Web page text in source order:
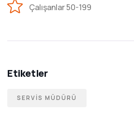
Çalışanlar 50-199
Etiketler
SERVIS MÜDÜRÜ